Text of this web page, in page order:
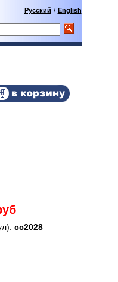
Русский / English
сс2028